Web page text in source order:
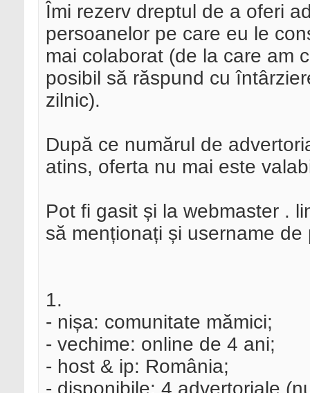
Îmi rezerv dreptul de a oferi
persoanelor pe care eu le
mai colaborat (de la care am
posibil să răspund cu
zilnic).
După ce numărul de
atins, oferta nu mai este
Pot fi gasit și la webmaster .
să menționați și username
1.
- nișa: comunitate mămici;
- vechime: online de 4 ani;
- host & ip: România;